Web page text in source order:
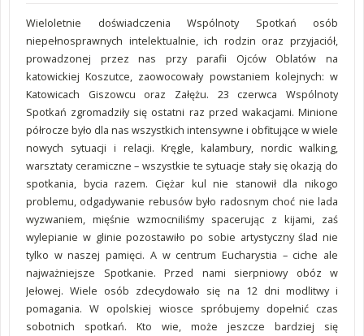
Wieloletnie doświadczenia Wspólnoty Spotkań osób
niepełnosprawnych intelektualnie, ich rodzin oraz przyjaciół,
prowadzonej przez nas przy parafii Ojców Oblatów na
katowickiej Koszutce, zaowocowały powstaniem kolejnych: w
Katowicach Giszowcu oraz Załężu. 23 czerwca Wspólnoty
Spotkań zgromadziły się ostatni raz przed wakacjami. Minione
półrocze było dla nas wszystkich intensywne i obfitujące w wiele
nowych sytuacji i relacji. Kręgle, kalambury, nordic walking,
warsztaty ceramiczne – wszystkie te sytuacje stały się okazją do
spotkania, bycia razem. Ciężar kul nie stanowił dla nikogo
problemu, odgadywanie rebusów było radosnym choć nie lada
wyzwaniem, mięśnie wzmocniliśmy spacerując z kijami, zaś
wylepianie w glinie pozostawiło po sobie artystyczny ślad nie
tylko w naszej pamięci. A w centrum Eucharystia – ciche ale
najważniejsze Spotkanie. Przed nami sierpniowy obóz w
Jełowej. Wiele osób zdecydowało się na 12 dni modlitwy i
pomagania. W opolskiej wiosce spróbujemy dopełnić czas
sobotnich spotkań. Kto wie, może jeszcze bardziej się